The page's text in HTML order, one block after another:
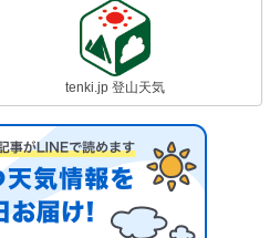
tenki.jp 登山天気